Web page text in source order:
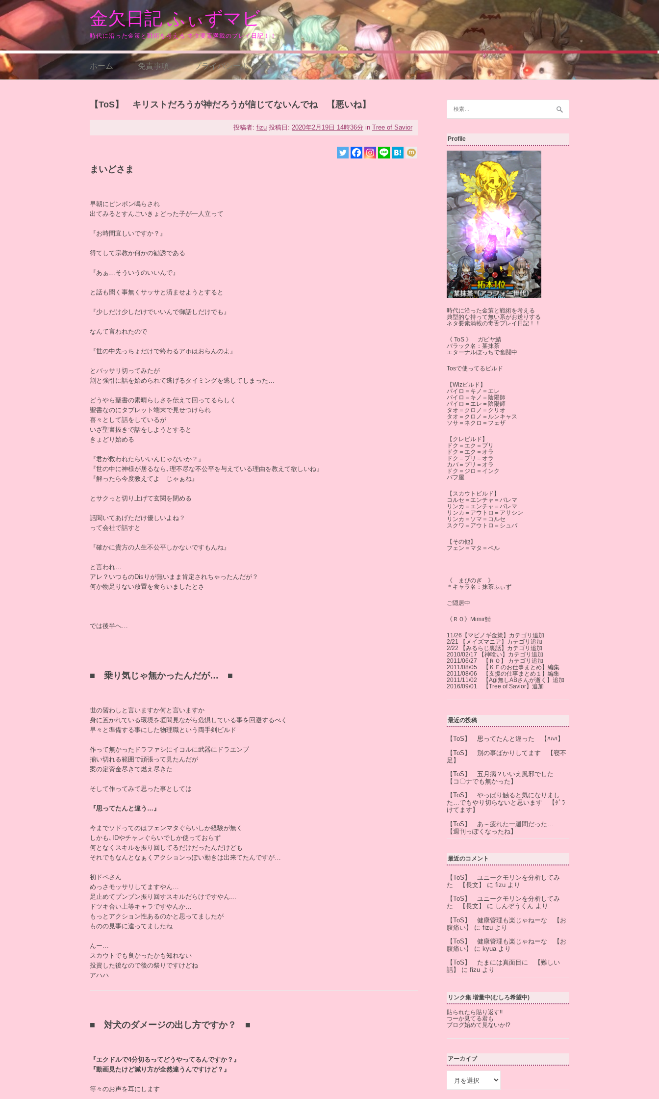
コ
ン
ン
へ
ス
キ
金欠日記 ふぃずマビ
時代に沿った金策と戦術を考える ネタ要素満載のプレイ日記！！
ホーム 免責事項 プライバシーポリシー
【ToS】 キリストだろうが神だろうが信じてないんでね 【悪いね】
投稿者: fizu 投稿日: 2020年2月19日 14時36分 in Tree of Savior
まいどさま
早朝にピンポン鳴らされ
出てみるとすんごいきょどった子が一人立って
『お時間宜しいですか？』
得てして宗教か何かの勧誘である
『あぁ…そういうのいいんで』
と話も聞く事無くサッサと済ませようとすると
『少しだけ少しだけでいいんで御話しだけでも』
なんて言われたので
『世の中先っちょだけで終わるアホはおらんのよ』
とバッサリ切ってみたが
割と強引に話を始められて逃げるタイミングを逃してしまった…
どうやら聖書の素晴らしさを伝えて回ってるらしく
聖書なのにタブレット端末で見せつけられ
喜々として話をしているが
いざ聖書抜きで話をしようとすると
きょどり始める
『君が救われたらいいんじゃないか？』
『世の中に神様が居るなら､理不尽な不公平を与えている理由を教えて欲しいね』
『解ったら今度教えてよ じゃぁね』
とサクっと切り上げて玄関を閉める
話聞いてあげただけ優しいよね？
って会社で話すと
『確かに貴方の人生不公平しかないですもんね』
と言われ…
アレ？いつものDisりが無いまま肯定されちゃったんだが？
何か物足りない放置を食らいましたとさ
では後半へ…
■ 乗り気じゃ無かったんだが… ■
世の習わしと言いますか何と言いますか
身に置かれている環境を垣間見ながら危惧している事を回避するべく
早々と準備する事にした物理職という両手剣ビルド
作って無かったドラファシにイコルに武器にドラエンブ
揃い切れる範囲で頑張って見たんだが
案の定資金尽きて燃え尽きた…
そして作ってみて思った事としては
『思ってたんと違う…』
今までソドってのはフェンマタぐらいしか経験が無く
しかも､IDやチャレぐらいでしか使っておらず
何となくスキルを振り回してるだけだったんだけども
それでもなんとなぁくアクションっぽい動きは出来てたんですが…
初ドペさん
めっさモッサリしてますやん…
足止めてブンブン振り回すスキルだらけですやん…
ドツキ合い上等キャラですやんか…
もっとアクション性あるのかと思ってましたが
ものの見事に違ってましたね
んー…
スカウトでも良かったかも知れない
投資した後なので後の祭りですけどね
アハハ
■ 対犬のダメージの出し方ですか？ ■
『エクドルで4分切るってどうやってるんですか？』
『動画見たけど減り方が全然違うんですけど？』
等々のお声を耳にします
索:
Profile
時代に沿った金策と戦術を考える
典型的な持って無い系がお送りする
ネタ要素満載の毒舌プレイ日記！！
《 ToS 》 ガビヤ鯖
バラック名：某抹茶
エターナルぼっちで奮闘中
Tosで使ってるビルド
【Wizビルド】
パイロ＝キノ＝エレ
パイロ＝キノ＝陰陽師
パイロ＝エレ＝陰陽師
タオ＝クロノ＝クリオ
タオ＝クロノ＝ルンキャス
ソサ＝ネクロ＝フェザ
【クレビルド】
ドク＝エク＝プリ
ドク＝エク＝オラ
ドク＝プリ＝オラ
カバ＝プリ＝オラ
ドク＝ジロ＝インク
バフ屋
【スカウトビルド】
コルセ＝エンチャ＝バレマ
リンカ＝エンチャ＝バレマ
リンカ＝アウトロ＝アサシン
リンカ＝ソマ＝コルセ
スクワ＝アウトロ＝シュバ
【その他】
フェン＝マタ＝ペル
《 まびのぎ 》
＊キャラ名：抹茶ふぃず
ご隠居中
《ＲＯ》Mimir鯖
11/26【マビノギ金策】カテゴリ追加
2/21 【メイズマニア】カテゴリ追加
2/22 【みるらじ裏話】カテゴリ追加
2010/02/17 【神喰い】カテゴリ追加
2011/06/27 【ＲＯ】 カテゴリ追加
2011/08/05 【ＫＥのお仕事まとめ】編集
2011/08/06 【支援の仕事まとめ１】編集
2011/11/02 【Agi無しABさんが逝く】追加
2016/09/01 【Tree of Savior】追加
最近の投稿
【ToS】 思ってたんと違った 【ﾊﾊﾊ】
【ToS】 別の事ばかりしてます 【寝不
足】
【ToS】 五月病？いいえ風邪でした
【コ〇ナでも無かった】
【ToS】 やっぱり触ると気になりまし
た…でもやり切らないと思います 【ﾀﾞﾗ
けてます】
【ToS】 あ～疲れた一週間だった…
【週刊っぽくなったね】
最近のコメント
【ToS】 ユニークモリンを分析してみ
た 【長文】
に fizu より
【ToS】 ユニークモリンを分析してみ
た 【長文】
に しんぞうくん より
【ToS】 健康管理も楽じゃねーな 【お
腹痛い】
に fizu より
【ToS】 健康管理も楽じゃねーな 【お
腹痛い】
に kyua より
【ToS】 たまには真面目に 【難しい
話】
に fizu より
リンク集 増量中(むしろ希望中)
貼られたら貼り返す!!
つーか見てる君も
ブログ始めて見ないか!?
アーカイブ